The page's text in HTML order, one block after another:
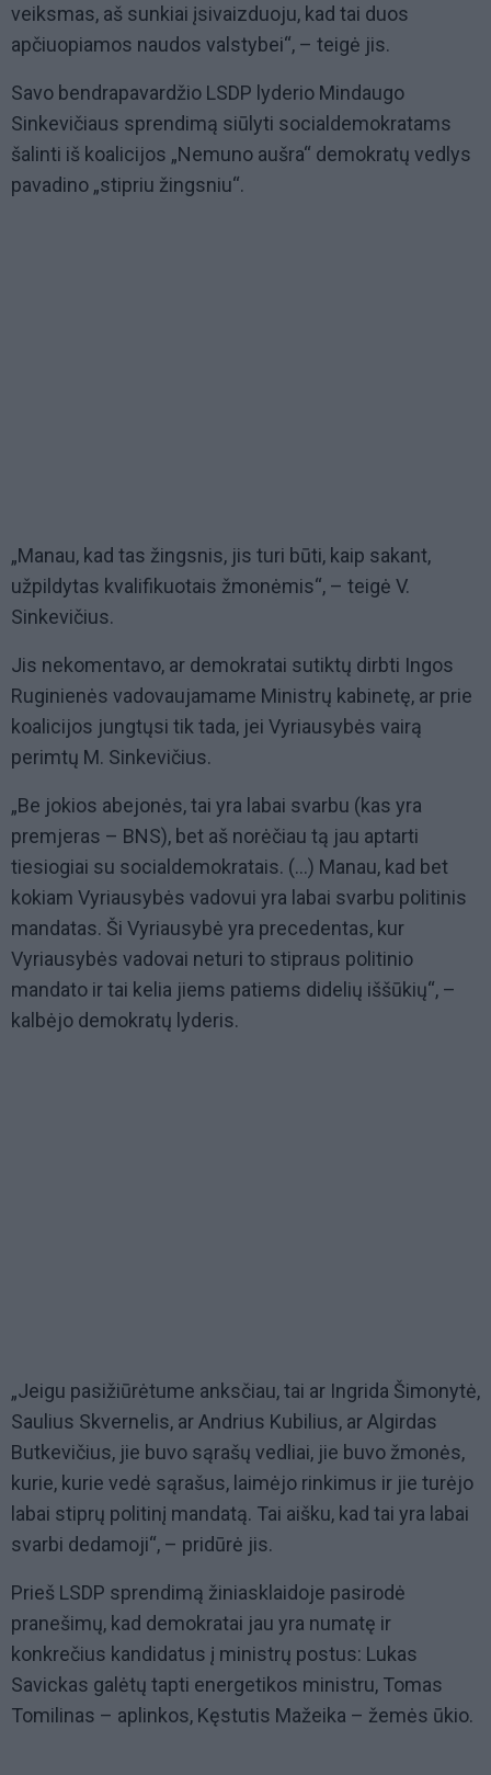
veiksmas, aš sunkiai įsivaizduoju, kad tai duos
apčiuopiamos naudos valstybei“, – teigė jis.
Savo bendrapavardžio LSDP lyderio Mindaugo
Sinkevičiaus sprendimą siūlyti socialdemokratams
šalinti iš koalicijos „Nemuno aušra“ demokratų vedlys
pavadino „stipriu žingsniu“.
„Manau, kad tas žingsnis, jis turi būti, kaip sakant,
užpildytas kvalifikuotais žmonėmis“, – teigė V.
Sinkevičius.
Jis nekomentavo, ar demokratai sutiktų dirbti Ingos
Ruginienės vadovaujamame Ministrų kabinetę, ar prie
koalicijos jungtųsi tik tada, jei Vyriausybės vairą
perimtų M. Sinkevičius.
„Be jokios abejonės, tai yra labai svarbu (kas yra
premjeras – BNS), bet aš norėčiau tą jau aptarti
tiesiogiai su socialdemokratais. (...) Manau, kad bet
kokiam Vyriausybės vadovui yra labai svarbu politinis
mandatas. Ši Vyriausybė yra precedentas, kur
Vyriausybės vadovai neturi to stipraus politinio
mandato ir tai kelia jiems patiems didelių iššūkių“, –
kalbėjo demokratų lyderis.
„Jeigu pasižiūrėtume anksčiau, tai ar Ingrida Šimonytė,
Saulius Skvernelis, ar Andrius Kubilius, ar Algirdas
Butkevičius, jie buvo sąrašų vedliai, jie buvo žmonės,
kurie, kurie vedė sąrašus, laimėjo rinkimus ir jie turėjo
labai stiprų politinį mandatą. Tai aišku, kad tai yra labai
svarbi dedamoji“, – pridūrė jis.
Prieš LSDP sprendimą žiniasklaidoje pasirodė
pranešimų, kad demokratai jau yra numatę ir
konkrečius kandidatus į ministrų postus: Lukas
Savickas galėtų tapti energetikos ministru, Tomas
Tomilinas – aplinkos, Kęstutis Mažeika – žemės ūkio.